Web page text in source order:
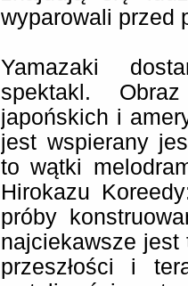
wyparowali przed
Yamazaki
spektakl.
japońskich i
jest wspierany
to wątki
Hirokazu
próby
najciekawsze
przeszłości i